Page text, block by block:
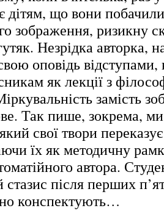
дітям, що вони
зображення, ризикну
Незрідка авторка,
оповідь відступами,
як лекції з
замість
Так пише, зокрема,
свої твори
їх як методичну
автора.
після перших
конспектують…